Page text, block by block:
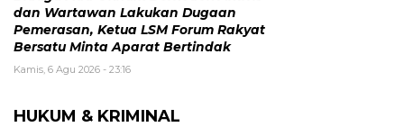
dan Wartawan Lakukan Dugaan
Pemerasan, Ketua LSM Forum Rakyat
Bersatu Minta Aparat Bertindak
Kamis, 6 Agu 2026 - 23:16
HUKUM & KRIMINAL